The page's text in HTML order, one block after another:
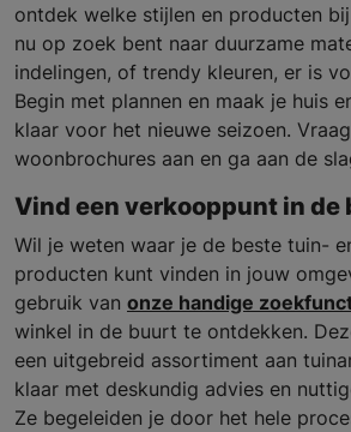
ontdek welke stijlen en producten
nu op zoek bent naar duurzame
indelingen, of trendy kleuren, er is
Begin met plannen en maak je huis
klaar voor het nieuwe seizoen.
woonbrochures aan en ga aan de
Vind een verkooppunt in de
Wil je weten waar je de beste tuin-
producten kunt vinden in jouw
gebruik van onze handige
winkel in de buurt te ontdekken.
een uitgebreid assortiment aan
klaar met deskundig advies en
Ze begeleiden je door het hele